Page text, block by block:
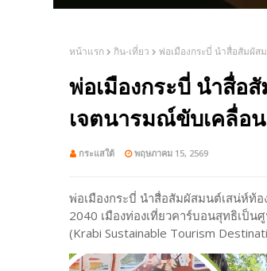
หน้าแรก กิน-เที่ยว พ่อเมืองกระบี่ นำสื่อสัมผั
พ่อเมืองกระบี่ นำสื่อ
เจตนารมณ์ขับเคลื่อ
กระแสใต้ พฤษภาคม 15, 2569
พ่อเมืองกระบี่ นำสื่อสัมผัสมนต์เสน่ห์ท้
2040 เมืองท่องเที่ยวคาร์บอนสุทธิเป็
(Krabi Sustainable Tourism